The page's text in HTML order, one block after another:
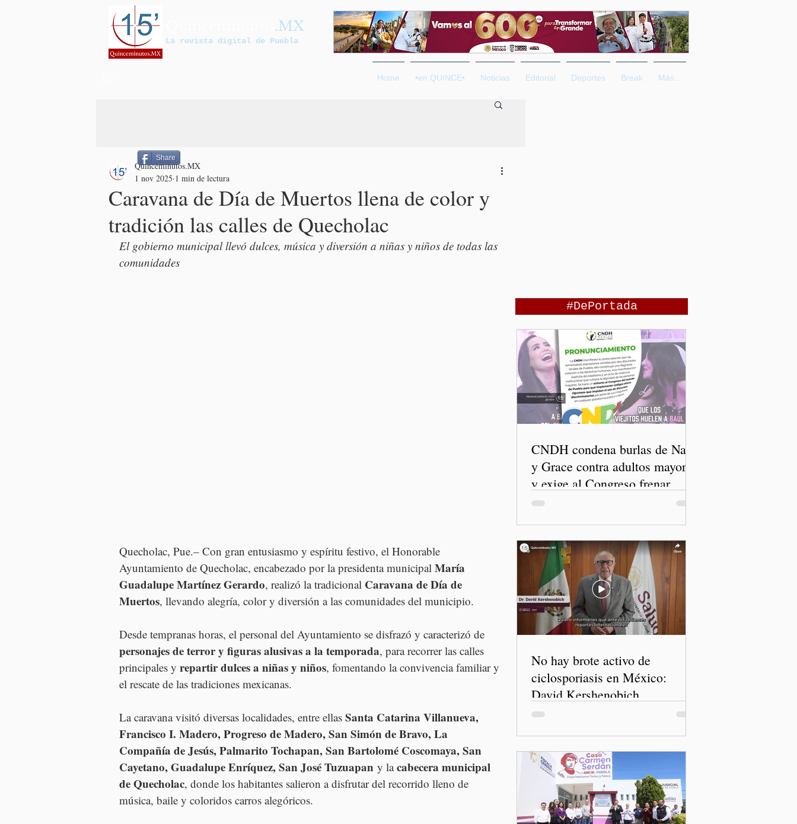
.MX
La revista digital de Puebla
Home •en QUINCE• Noticias Editorial Deportes Break Más...
Caravana de Día de Muertos llena de color y
tradición las calles de Quecholac
Quinceminutos.MX
1 nov 2025 1 min de lectura
El gobierno municipal llevó dulces, música y diversión a niñas y niños de todas las
comunidades
Quecholac, Pue.– Con gran entusiasmo y espíritu festivo, el Honorable
Ayuntamiento de Quecholac, encabezado por la presidenta municipal María
Guadalupe Martínez Gerardo, realizó la tradicional Caravana de Día de
Muertos, llevando alegría, color y diversión a las comunidades del municipio.
Desde tempranas horas, el personal del Ayuntamiento se disfrazó y caracterizó de
personajes de terror y figuras alusivas a la temporada, para recorrer las calles
principales y repartir dulces a niñas y niños, fomentando la convivencia familiar y
el rescate de las tradiciones mexicanas.
La caravana visitó diversas localidades, entre ellas Santa Catarina Villanueva,
Francisco I. Madero, Progreso de Madero, San Simón de Bravo, La
Compañía de Jesús, Palmarito Tochapan, San Bartolomé Coscomaya, San
Cayetano, Guadalupe Enríquez, San José Tuzuapan y la cabecera municipal
de Quecholac, donde los habitantes salieron a disfrutar del recorrido lleno de
música, baile y coloridos carros alegóricos.
Share
#DePortada
CNDH condena burlas de Nay
y Grace contra adultos mayores
y exige al Congreso frenar
discursos discriminatorios
No hay brote activo de
ciclosporiasis en México:
David Kershenobich